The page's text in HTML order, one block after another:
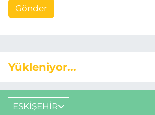
Gönder
Yükleniyor...
ESKİŞEHİR